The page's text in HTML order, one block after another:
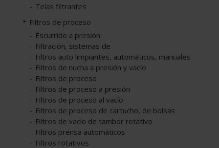
Telas filtrantes
Filtros de proceso
Escurrido a presión
Filtración, sistemas de
Filtros auto limpiantes, automáticos, manuales
Filtros de nucha a presión y vacío
Filtros de proceso
Filtros de proceso a presión
Filtros de proceso al vacío
Filtros de proceso de cartucho, de bolsas
Filtros de vacío de tambor rotativo
Filtros prensa automáticos
Filtros rotativos